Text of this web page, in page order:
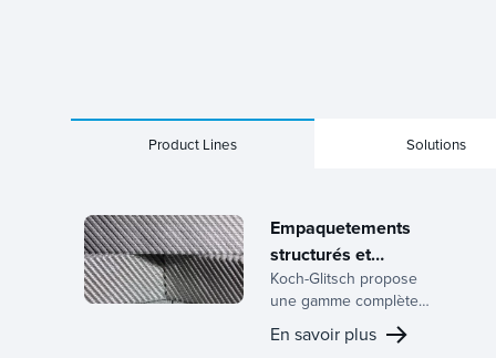
Product Lines Solutions
Empaquetements
structurés et
aléatoires
Koch-Glitsch propose
une gamme complète
d’emballages
structurés et aléatoires,
En savoir plus